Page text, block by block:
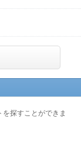
探すことができま